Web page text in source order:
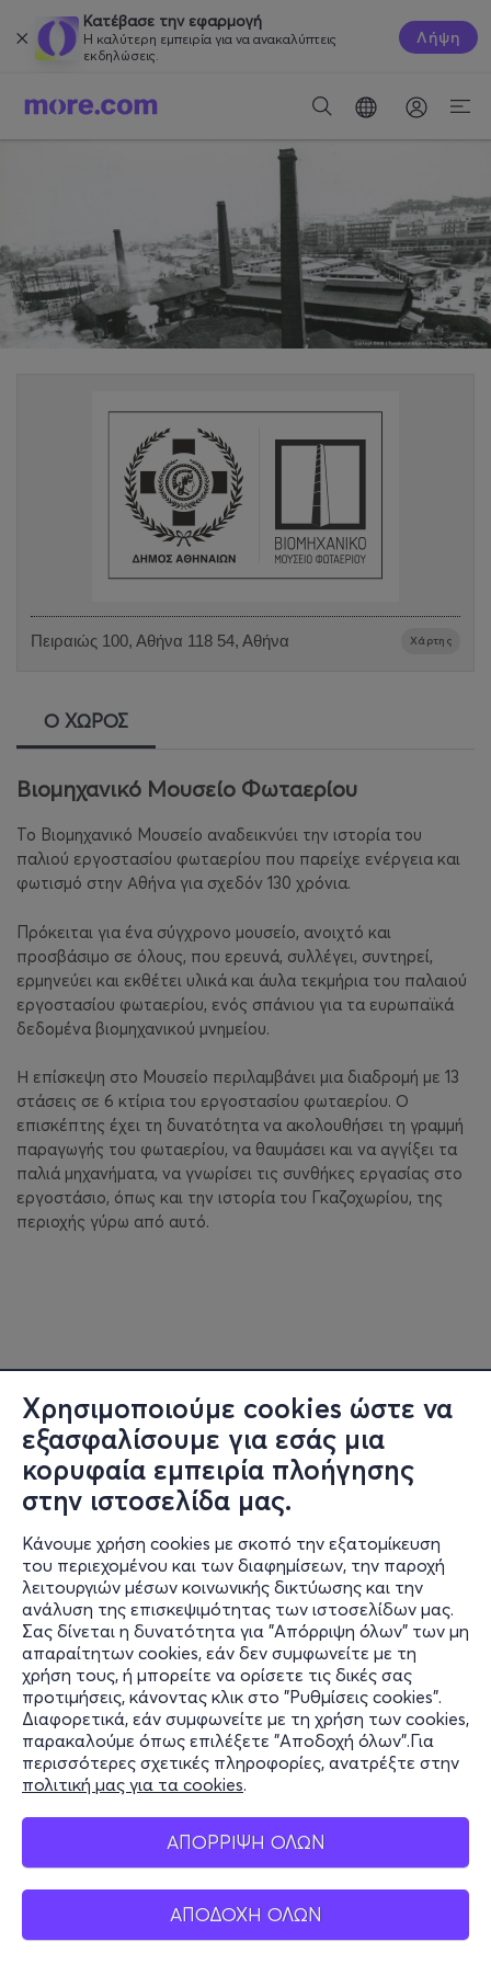
Χρησιμοποιούμε cookies ώστε να
εξασφαλίσουμε για εσάς μια
κορυφαία εμπειρία πλοήγησης
στην ιστοσελίδα μας.
Κάνουμε χρήση cookies με σκοπό την εξατομίκευση
του περιεχομένου και των διαφημίσεων, την παροχή
λειτουργιών μέσων κοινωνικής δικτύωσης και την
ανάλυση της επισκεψιμότητας των ιστοσελίδων μας.
Σας δίνεται η δυνατότητα για "Απόρριψη όλων" των μη
απαραίτητων cookies, εάν δεν συμφωνείτε με τη
χρήση τους, ή μπορείτε να ορίσετε τις δικές σας
προτιμήσεις, κάνοντας κλικ στο "Ρυθμίσεις cookies".
Διαφορετικά, εάν συμφωνείτε με τη χρήση των cookies,
παρακαλούμε όπως επιλέξετε "Αποδοχή όλων".Για
περισσότερες σχετικές πληροφορίες, ανατρέξτε στην
πολιτική μας για τα cookies.
ΑΠΟΡΡΙΨΗ ΟΛΩΝ
ΑΠΟΔΟΧΗ ΟΛΩΝ
Κατέβασε την εφαρμογή
Η καλύτερη εμπειρία για να ανακαλύπτεις
εκδηλώσεις.
Λήψη
Πειραιώς 100, Αθήνα 118 54, Αθήνα Χάρτης
Ο ΧΩΡΟΣ
Βιομηχανικό Μουσείο Φωταερίου
Το Βιομηχανικό Μουσείο αναδεικνύει την ιστορία του
παλιού εργοστασίου φωταερίου που παρείχε ενέργεια και
φωτισμό στην Αθήνα για σχεδόν 130 χρόνια.
Πρόκειται για ένα σύγχρονο μουσείο, ανοιχτό και
προσβάσιμο σε όλους, που ερευνά, συλλέγει, συντηρεί,
ερμηνεύει και εκθέτει υλικά και άυλα τεκμήρια του παλαιού
εργοστασίου φωταερίου, ενός σπάνιου για τα ευρωπαϊκά
δεδομένα βιομηχανικού μνημείου.
Η επίσκεψη στο Μουσείο περιλαμβάνει μια διαδρομή με 13
στάσεις σε 6 κτίρια του εργοστασίου φωταερίου. Ο
επισκέπτης έχει τη δυνατότητα να ακολουθήσει τη γραμμή
παραγωγής του φωταερίου, να θαυμάσει και να αγγίξει τα
παλιά μηχανήματα, να γνωρίσει τις συνθήκες εργασίας στο
εργοστάσιο, όπως και την ιστορία του Γκαζοχωρίου, της
περιοχής γύρω από αυτό.
Πληροφορίες
Υποστήριξη
Stay Connected
Mobile app